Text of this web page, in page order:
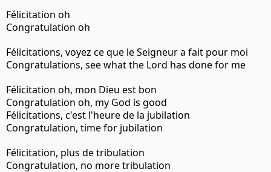
Félicitation oh
Congratulation oh
Félicitations, voyez ce que le Seigneur a fait pour moi
Congratulations, see what the Lord has done for me
Félicitation oh, mon Dieu est bon
Congratulation oh, my God is good
Félicitations, c'est l'heure de la jubilation
Congratulation, time for jubilation
Félicitation, plus de tribulation
Congratulation, no more tribulation